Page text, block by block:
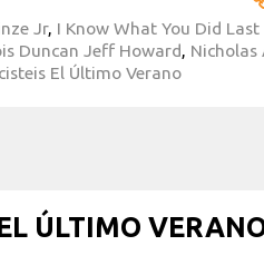
Jr, I Know What You Did
Duncan Jeff Howard, Nicholas
El Último Verano
ÚLTIMO